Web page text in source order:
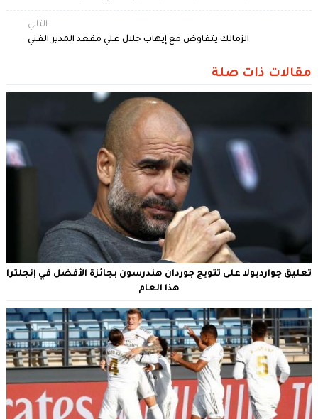
التالي
الزمالك يتفاوض مع إيهاب جلال علي مقعد المدير الفني
مقالات ذات صلة
تعليق جوارديولا على تتويج جوردان هندرسون بجائزة الأفضل في إنجلترا
هذا العام